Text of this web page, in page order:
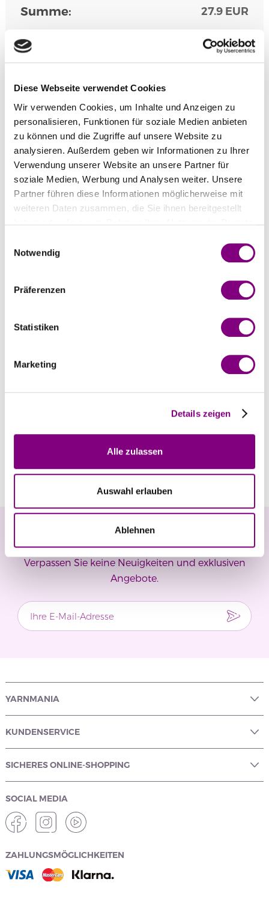
Diese Webseite verwendet Cookies
Wir verwenden Cookies, um Inhalte und Anzeigen zu
personalisieren, Funktionen für soziale Medien anbieten
zu können und die Zugriffe auf unsere Website zu
analysieren. Außerdem geben wir Informationen zu Ihrer
Verwendung unserer Website an unsere Partner für
soziale Medien, Werbung und Analysen weiter. Unsere
Partner führen diese Informationen möglicherweise mit
weiteren Daten zusammen, die Sie ihnen bereitgestellt
Notwendig
Präferenzen
Statistiken
Marketing
Details zeigen
Alle zulassen
Auswahl erlauben
Ablehnen
Summe: 27.9 EUR
Packwarteschlange für nur 2.9 EUR priorisiert
Geben Sie einen Rabattcode oder einen
Geschenkgutschein ein
WEITER ZUR LIEFERUNG
Brauchen Sie noch etwas?
GANN GARN
Merino
Preis ab 6.99EUR
Gullrent -
Wollwaschmittel für
Wolle/Seide 600 ml
Preis ab 18.49EUR
Newsletter
Verpassen Sie keine Neuigkeiten und exklusiven
Angebote.
YARNMANIA
KUNDENSERVICE
SICHERES ONLINE-SHOPPING
SOCIAL MEDIA
ZAHLUNGSMÖGLICHKEITEN